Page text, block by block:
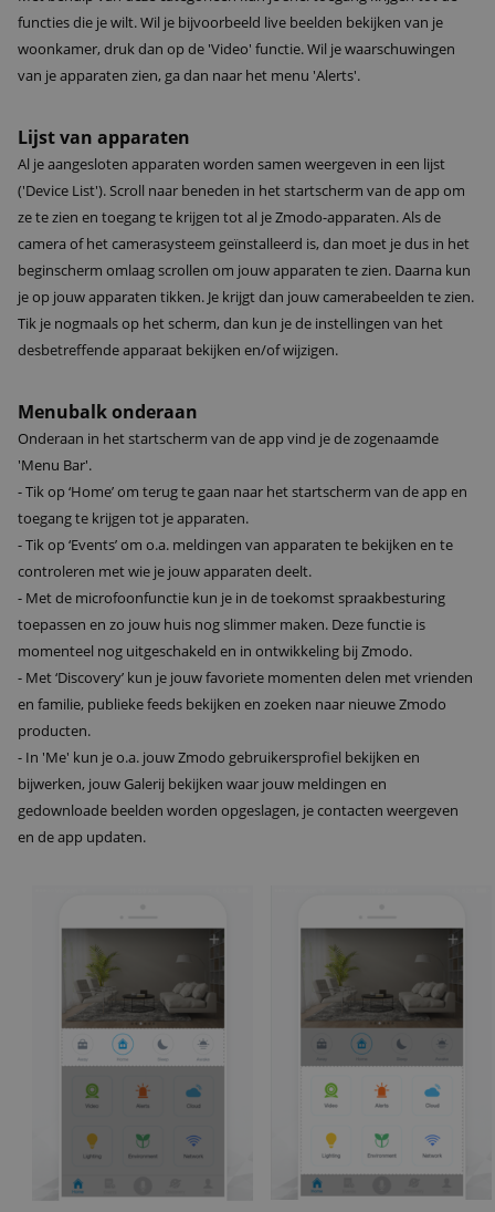
functies die je wilt. Wil je bijvoorbeeld live beelden bekijken van je
woonkamer, druk dan op de 'Video' functie. Wil je waarschuwingen
van je apparaten zien, ga dan naar het menu 'Alerts'.
Lijst van apparaten
Al je aangesloten apparaten worden samen weergeven in een lijst
('Device List'). Scroll naar beneden in het startscherm van de app om
ze te zien en toegang te krijgen tot al je Zmodo-apparaten. Als de
camera of het camerasysteem geïnstalleerd is, dan moet je dus in het
beginscherm omlaag scrollen om jouw apparaten te zien. Daarna kun
je op jouw apparaten tikken. Je krijgt dan jouw camerabeelden te zien.
Tik je nogmaals op het scherm, dan kun je de instellingen van het
desbetreffende apparaat bekijken en/of wijzigen.
Menubalk onderaan
Onderaan in het startscherm van de app vind je de zogenaamde
'Menu Bar'.
- Tik op ‘Home’ om terug te gaan naar het startscherm van de app en
toegang te krijgen tot je apparaten.
- Tik op ‘Events’ om o.a. meldingen van apparaten te bekijken en te
controleren met wie je jouw apparaten deelt.
- Met de microfoonfunctie kun je in de toekomst spraakbesturing
toepassen en zo jouw huis nog slimmer maken. Deze functie is
momenteel nog uitgeschakeld en in ontwikkeling bij Zmodo.
- Met ‘Discovery’ kun je jouw favoriete momenten delen met vrienden
en familie, publieke feeds bekijken en zoeken naar nieuwe Zmodo
producten.
- In 'Me' kun je o.a. jouw Zmodo gebruikersprofiel bekijken en
bijwerken, jouw Galerij bekijken waar jouw meldingen en
gedownloade beelden worden opgeslagen, je contacten weergeven
en de app updaten.